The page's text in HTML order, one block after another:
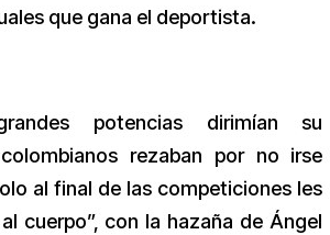
que gana el deportista.
potencias dirimían su
rezaban por no irse
al final de las competiciones les
cuerpo”, con la hazaña de Ángel